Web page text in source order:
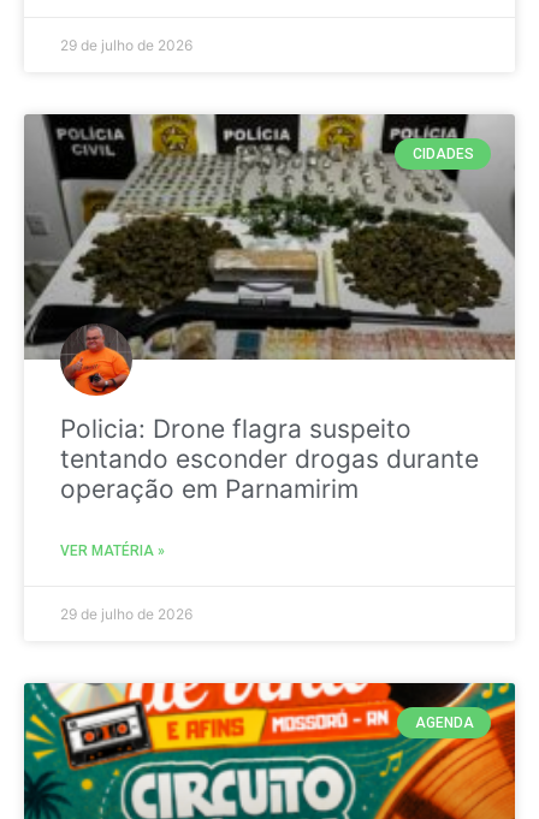
29 de julho de 2026
CIDADES
Policia: Drone flagra suspeito
tentando esconder drogas durante
operação em Parnamirim
VER MATÉRIA »
29 de julho de 2026
AGENDA